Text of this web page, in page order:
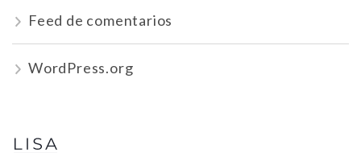
Feed de comentarios
WordPress.org